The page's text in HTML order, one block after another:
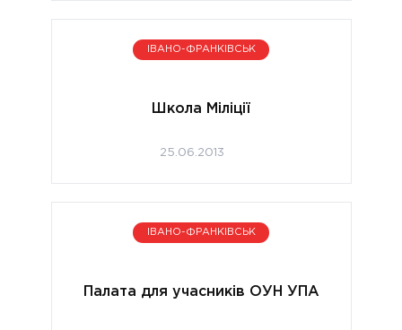
ІВАНО-ФРАНКІВСЬК
Школа Міліції
25.06.2013
ІВАНО-ФРАНКІВСЬК
Палата для учасників ОУН УПА